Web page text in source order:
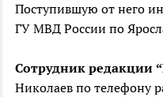
Поступившую от него
ГУ МВД России по
Сотрудник редакции
Николаев по телефону